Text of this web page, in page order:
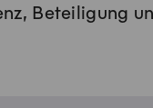
Beteiligung